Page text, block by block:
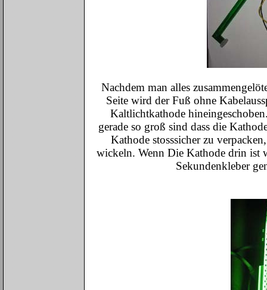
Nachdem man alles
Seite wird der Fuß ohne
Kaltlichtkathode
gerade so groß sind dass die
Kathode stosssicher zu
wickeln. Wenn Die Kathode drin ist
Sekundenkleber